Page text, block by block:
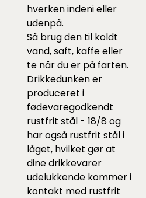
hverken indeni eller
udenpå.
Så brug den til koldt
vand, saft, kaffe eller
te når du er på farten.
Drikkedunken er
produceret i
fødevaregodkendt
rustfrit stål - 18/8 og
har også rustfrit stål i
låget, hvilket gør at
dine drikkevarer
udelukkende kommer i
kontakt med rustfrit